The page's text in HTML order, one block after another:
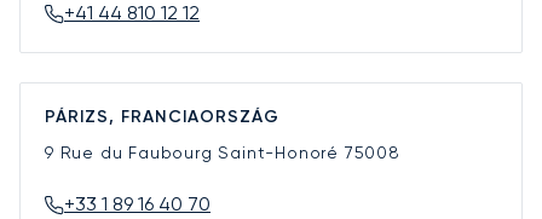
+41 44 810 12 12
PÁRIZS, FRANCIAORSZÁG
9 Rue du Faubourg Saint-Honoré 75008
+33 1 89 16 40 70